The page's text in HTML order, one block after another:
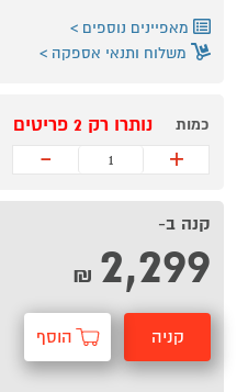
מאפיינים נוספים
משלוח ותנאי אספקה
כמות נותרו רק 2 פריטים
+
-
קנה ב-
2,299
₪
קניה הוסף